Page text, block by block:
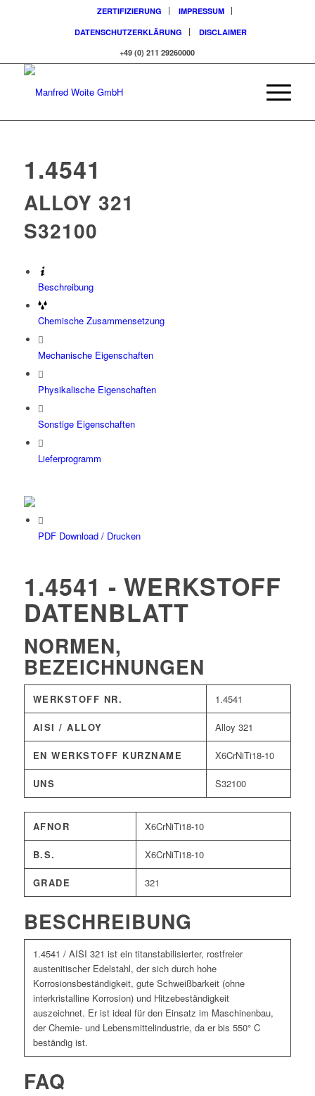
ZERTIFIZIERUNG
IMPRESSUM
DATENSCHUTZERKLÄRUNG
DISCLAIMER
+49 (0) 211 29260000
1.4541
ALLOY 321
S32100
Beschreibung
Chemische Zusammensetzung
Mechanische Eigenschaften
Physikalische Eigenschaften
Sonstige Eigenschaften
Lieferprogramm
PDF Download / Drucken
1.4541 - WERKSTOFF
DATENBLATT
NORMEN,
BEZEICHNUNGEN
WERKSTOFF NR. 1.4541
AISI / ALLOY Alloy 321
EN WERKSTOFF KURZNAME X6CrNiTi18-10
UNS S32100
AFNOR X6CrNiTi18-10
B.S. X6CrNiTi18-10
GRADE 321
BESCHREIBUNG
1.4541 / AISI 321 ist ein titanstabilisierter, rostfreier
austenitischer Edelstahl, der sich durch hohe
Korrosionsbeständigkeit, gute Schweißbarkeit (ohne
interkristalline Korrosion) und Hitzebeständigkeit
auszeichnet. Er ist ideal für den Einsatz im Maschinenbau,
der Chemie- und Lebensmittelindustrie, da er bis 550° C
beständig ist.
FAQ